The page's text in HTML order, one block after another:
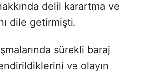
delil karartma ve
dile getirmişti.
sürekli baraj
ve olayın